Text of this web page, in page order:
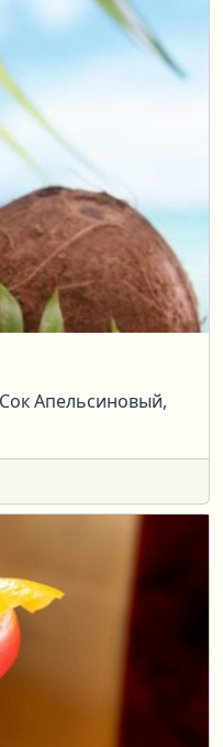
Апельсиновый,